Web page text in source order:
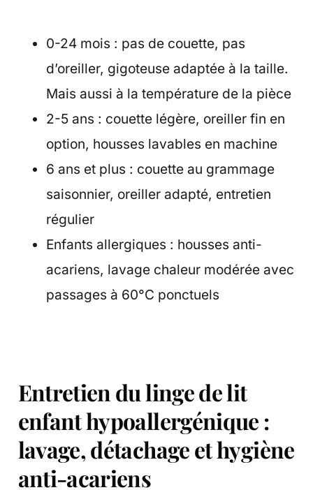
0-24 mois : pas de couette, pas
d’oreiller, gigoteuse adaptée à la taille.
Mais aussi à la température de la pièce
2-5 ans : couette légère, oreiller fin en
option, housses lavables en machine
6 ans et plus : couette au grammage
saisonnier, oreiller adapté, entretien
régulier
Enfants allergiques : housses anti-
acariens, lavage chaleur modérée avec
passages à 60°C ponctuels
Entretien du linge de lit
enfant hypoallergénique :
lavage, détachage et hygiène
anti-acariens